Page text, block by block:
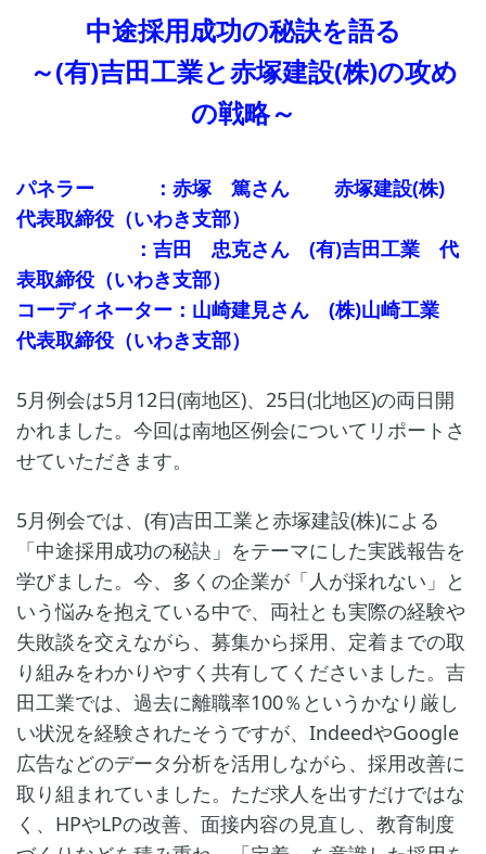
中途採用成功の秘訣を語る
～(有)吉田工業と赤塚建設(株)の攻め
の戦略～
パネラー ：赤塚 篤さん 赤塚建設(株)
代表取締役（いわき支部）
：吉田 忠克さん (有)吉田工業 代
表取締役（いわき支部）
コーディネーター：山崎建見さん (株)山崎工業
代表取締役（いわき支部）
5月例会は5月12日(南地区)、25日(北地区)の両日開
かれました。今回は南地区例会についてリポートさ
せていただきます。
5月例会では、(有)吉田工業と赤塚建設(株)による
「中途採用成功の秘訣」をテーマにした実践報告を
学びました。今、多くの企業が「人が採れない」と
いう悩みを抱えている中で、両社とも実際の経験や
失敗談を交えながら、募集から採用、定着までの取
り組みをわかりやすく共有してくださいました。吉
田工業では、過去に離職率100％というかなり厳し
い状況を経験されたそうですが、IndeedやGoogle
広告などのデータ分析を活用しながら、採用改善に
取り組まれていました。ただ求人を出すだけではな
く、HPやLPの改善、面接内容の見直し、教育制度